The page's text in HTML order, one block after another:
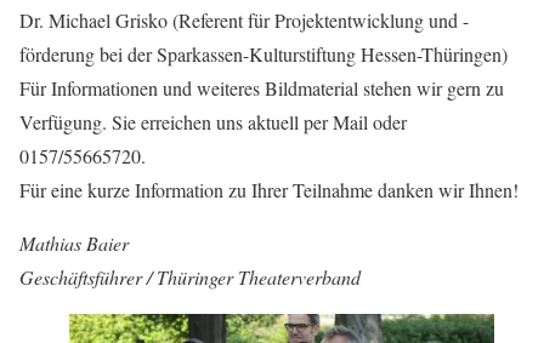
Dr. Michael Grisko (Referent für Projektentwicklung und -
förderung bei der Sparkassen-Kulturstiftung Hessen-Thüringen)
Für Informationen und weiteres Bildmaterial stehen wir gern zu
Verfügung. Sie erreichen uns aktuell per Mail oder
0157/55665720.
Für eine kurze Information zu Ihrer Teilnahme danken wir Ihnen!
Mathias Baier
Geschäftsführer / Thüringer Theaterverband